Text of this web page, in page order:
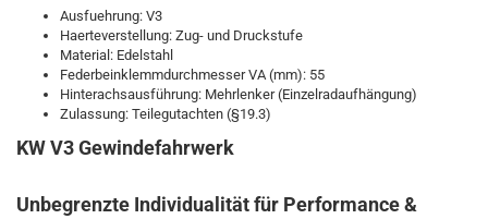
Ausfuehrung: V3
Haerteverstellung: Zug- und Druckstufe
Material: Edelstahl
Federbeinklemmdurchmesser VA (mm): 55
Hinterachsausführung: Mehrlenker (Einzelradaufhängung)
Zulassung: Teilegutachten (§19.3)
KW V3 Gewindefahrwerk
Unbegrenzte Individualität für Performance &